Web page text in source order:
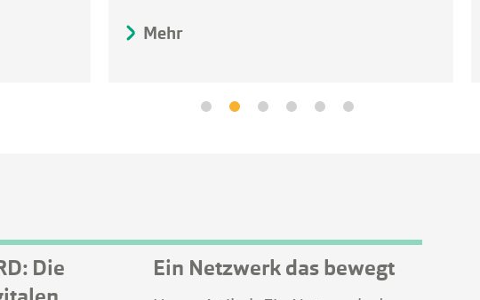
Mehr
Die
Ein Netzwerk das bewegt